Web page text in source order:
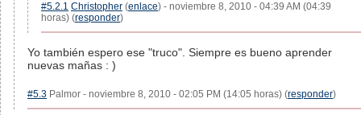
#5.2.1 Christopher (enlace) - noviembre 8, 2010 - 04:39 AM (04:39
horas) (responder)
Yo también espero ese "truco". Siempre es bueno aprender
nuevas mañas : )
#5.3 Palmor - noviembre 8, 2010 - 02:05 PM (14:05 horas) (responder)